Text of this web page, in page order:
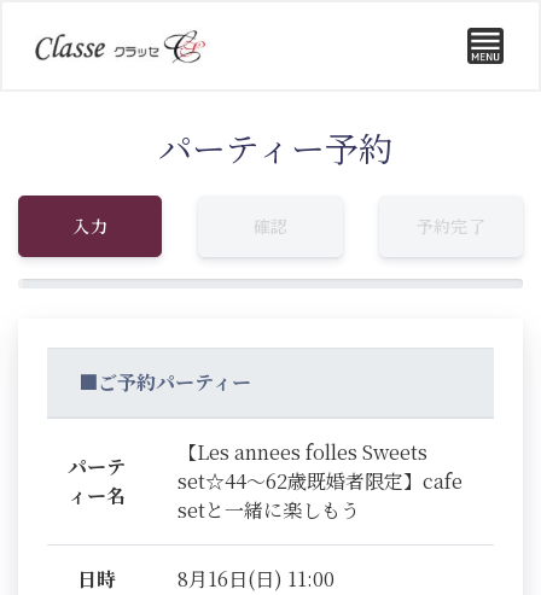
パーティー予約
入力 確認 予約完了
■ご予約パーティー
パーテ
ィー名
【Les annees folles Sweets
set☆44～62歳既婚者限定】cafe
setと一緒に楽しもう
日時 8月16日(日) 11:00